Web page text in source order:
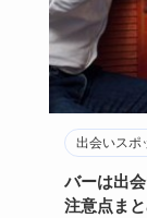
出会いスポ
バーは出
注意点まと